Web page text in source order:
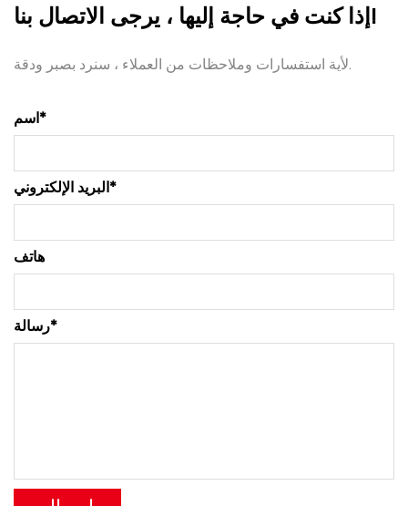
إذا كنت في حاجة إليها ، يرجى الاتصال بنا!
لأية استفسارات وملاحظات من العملاء ، سنرد بصبر ودقة.
اسم*
البريد الإلكتروني*
هاتف
رسالة*